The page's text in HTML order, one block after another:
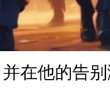
在他的告